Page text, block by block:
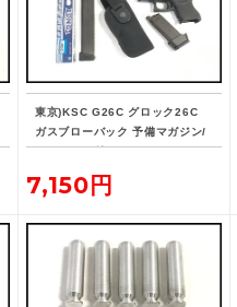
東京)KSC G26C グロック26C
ガスブローバック 予備マガジン/
ホルスター付
7,150円